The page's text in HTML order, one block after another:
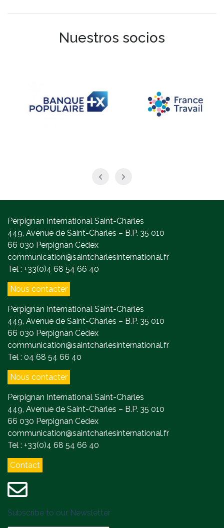
Nuestros socios
Perpignan International Saint-Charles
449, Avenue de Saint-Charles – B.P. 35 010
66 030 Perpignan Cedex
communication@saintcharlesinternational.fr
Tel : +33(0)4 68 54 66 40
Nous contacter
Perpignan International Saint-Charles
449, Avenue de Saint-Charles – B.P. 35 010
66 030 Perpignan Cedex
communication@saintcharlesinternational.fr
Tel : 04 68 54 66 40
Nous contacter
Perpignan International Saint-Charles
449, Avenue de Saint-Charles – B.P. 35 010
66 030 Perpignan Cedex
communication@saintcharlesinternational.fr
Tel : +33(0)4 68 54 66 40
Contact
Subscribe to our Newsletter